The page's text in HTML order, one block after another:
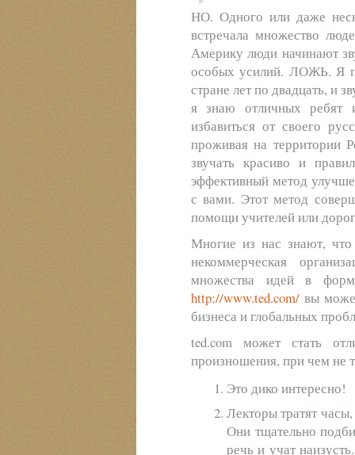
НО. Одного или даже
встречала множество
Америку люди начинают
особых усилий. ЛОЖЬ. Я
стране лет по двадцать, и
я знаю отличных ребят
избавиться от своего
проживая на территории
звучать красиво и
эффективный метод
с вами. Этот метод
помощи учителей или
Многие из нас знают,
некоммерческая
множества идей в
http://www.ted.com/ вы
бизнеса и глобальных
ted.com может стать
произношения, при чем не
Это дико интересно!
Лекторы тратят
Они тщательно
речь и учат